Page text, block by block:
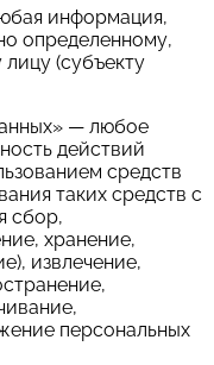
информация,
определенному,
(субъекту
— любое
действий
средств
таких средств с
сбор,
хранение,
извлечение,
персональных